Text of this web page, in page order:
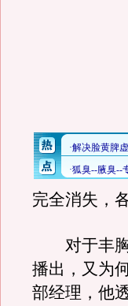
完全消失，
对于丰胸
播出，又为
部经理，他